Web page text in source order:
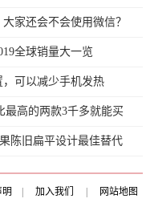
家还会不会使用微信？
全球销量大一览
可以减少手机发热
最高的两款3千多就能买
陈旧扁平设计最佳替代
明 加入我们
网站地图